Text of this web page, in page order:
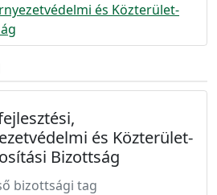
és Közterület-
és Közterület-
Bizottság
bizottsági tag